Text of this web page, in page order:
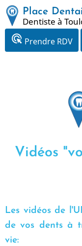
Aller
au
contenu
principal
Place
Dentiste à
ads_click Prendre RDV
Vidéos
Les vidéos de
de vos dents à
vie: